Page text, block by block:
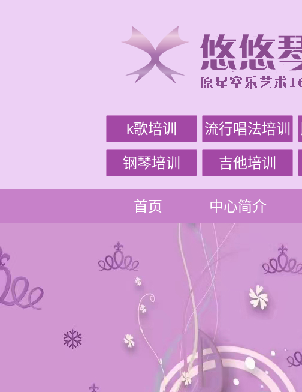
k歌培训 流行唱法培训
钢琴培训 吉他培训
首页 中心简介